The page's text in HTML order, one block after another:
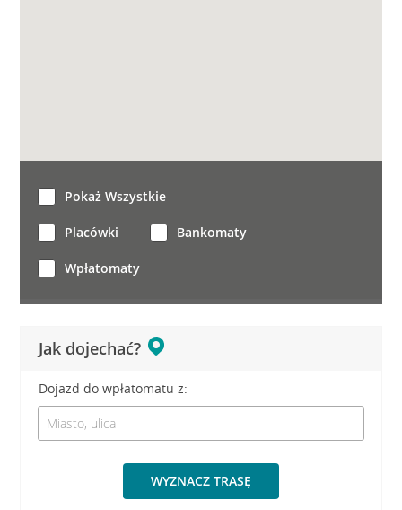
Jak dojechać?
Dojazd do wpłatomatu z:
WYZNACZ TRASĘ
Pokaż Wszystkie
Placówki Bankomaty
Wpłatomaty